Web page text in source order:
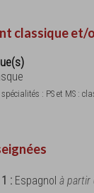
classique et/
: PS et MS :
: Espagnol à partir